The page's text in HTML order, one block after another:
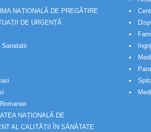
NAȚIONALĂ DE PREGĂTIRE
DE URGENȚĂ
Sanatatii
NAȚIONALĂ DE
AL CALITĂȚII ÎN SĂNĂTATE